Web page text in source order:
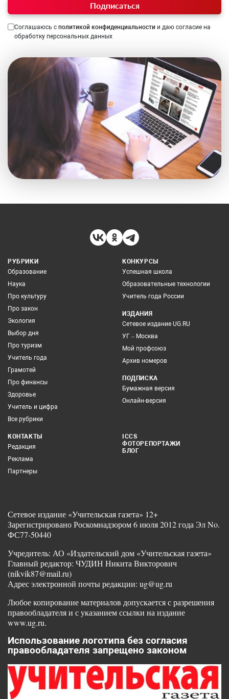
Подписаться
Соглашаюсь с политикой конфиденциальности и даю согласие на
обработку персональных данных
РУБРИКИ
Образование
Наука
Про культуру
Про закон
Экология
Выбор дня
Про туризм
Учитель года
Грамотей
Про финансы
Здоровье
Учитель и цифра
Все рубрики
КОНКУРСЫ
Успешная школа
Образовательные технологии
Учитель года России
ИЗДАНИЯ
Сетевое издание UG.RU
УГ – Москва
Мой профсоюз
Архив номеров
ПОДПИСКА
Бумажная версия
Онлайн-версия
КОНТАКТЫ
Редакция
Реклама
Партнеры
ICCS
ФОТОРЕПОРТАЖИ
БЛОГ
Сетевое издание «Учительская газета» 12+
Зарегистрировано Роскомнадзором 6 июля 2012 года Эл No.
ФС77-50440
Учредитель: АО «Издательский дом «Учительская газета»
Главный редактор: ЧУДИН Никита Викторович
(nikvik87@mail.ru)
Адрес электронной почты редакции: ug@ug.ru
Любое копирование материалов допускается с разрешения
правообладателя и с указанием ссылки на издание
www.ug.ru.
Использование логотипа без согласия
правообладателя запрещено законом